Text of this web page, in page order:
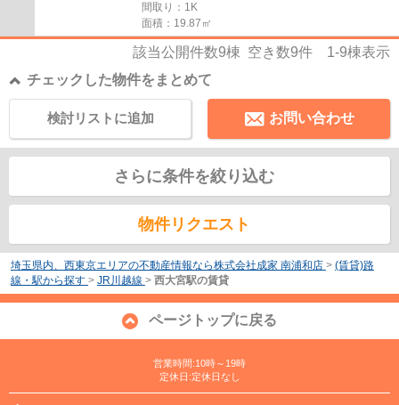
間取り：1K
面積：19.87㎡
該当公開件数9棟 空き数9件 1-9棟表示
チェックした物件をまとめて
お問い合わせ
検討リストに追加
さらに条件を絞り込む
物件リクエスト
埼玉県内、西東京エリアの不動産情報なら株式会社成家 南浦和店 > (賃貸)路
線・駅から探す > JR川越線 > 西大宮駅の賃貸
ページトップに戻る
営業時間:10時～19時
定休日:定休日なし